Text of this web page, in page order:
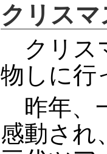
クリス
クリス
物しに行
昨年、
感動され